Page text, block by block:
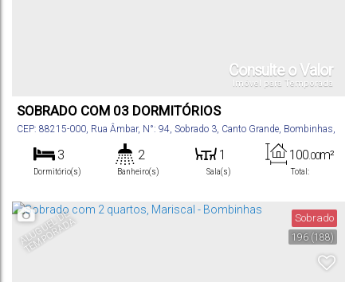
Consulte o Valor
Imóvel para Temporada
SOBRADO COM 03 DORMITÓRIOS
CEP: 88215-000, Rua Âmbar, N°: 94, Sobrado 3, Canto Grande, Bombinhas,
3
Dormitório(s)
2
Banheiro(s)
1
Sala(s) Total:
100 .00m²
Vaga(s) Distância do Mar
A
L
U
G
U
E
L
D
E
T
E
M
P
O
R
A
D
A 196 (188)
Sobrado